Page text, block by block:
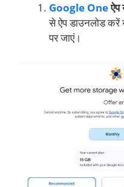
Google Oneऐप
से ऐप डाउनलोड
पर जाएं।